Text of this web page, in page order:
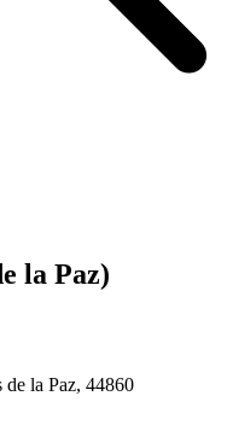
la Paz)
de la Paz, 44860